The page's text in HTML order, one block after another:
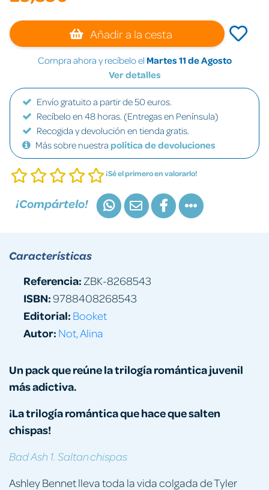
Añadir a la cesta
Compra ahora y recíbelo el Martes 11 de Agosto
Ver detalles
Envío gratuito a partir de 50 euros.
Recíbelo en 48 horas. (Entregas en Península)
Recogida y devolución en tienda gratis.
Más sobre nuestra política de devoluciones
¡Sé el primero en valorarlo!
¡Compártelo!
Un pack que reúne la trilogía romántica juvenil
más adictiva.
¡La trilogía romántica que hace que salten
chispas!
Bad Ash 1. Saltan chispas
Ashley Bennet lleva toda la vida colgada de Tyler
Características
Referencia: ZBK-8268543
ISBN:9788408268543
Editorial: Booket
Autor: Not, Alina